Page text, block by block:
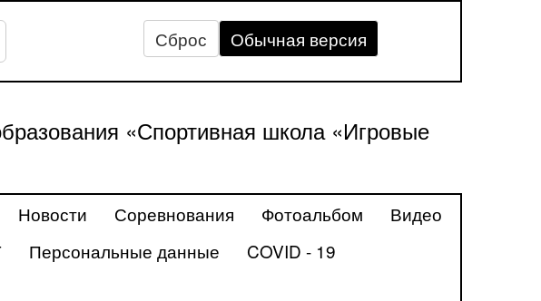
Сброс Обычная версия
«Спортивная школа «Игровые
Новости Соревнования Фотоальбом
Видео
Персональные данные
COVID - 19